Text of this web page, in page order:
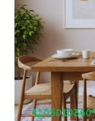
الطائف
–
فخامة
الماضي
وسحر
الحاضر